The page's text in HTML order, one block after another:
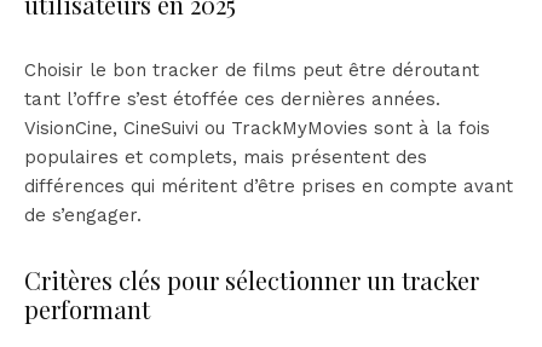
Choisir le bon tracker de films peut être déroutant
tant l’offre s’est étoffée ces dernières années.
VisionCine, CineSuivi ou TrackMyMovies sont à la fois
populaires et complets, mais présentent des
différences qui méritent d’être prises en compte avant
de s’engager.
Critères clés pour sélectionner un tracker
performant